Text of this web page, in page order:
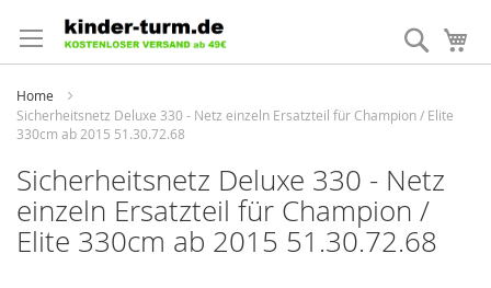
zum
Inhalt
Suche
Home
Sicherheitsnetz Deluxe 330 - Netz einzeln Ersatzteil für Champion / Elite
330cm ab 2015 51.30.72.68
Sicherheitsnetz Deluxe 330 - Netz
einzeln Ersatzteil für Champion /
Elite 330cm ab 2015 51.30.72.68